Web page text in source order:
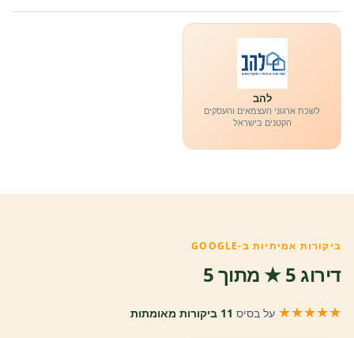
להב
לשכת ארגוני העצמאים והעסקים
הקטנים בישראל
ביקורות אמיתיות ב-GOOGLE
דירוג 5 ★ מתוך 5
★★★★★ על בסיס 11 ביקורות מאומתות